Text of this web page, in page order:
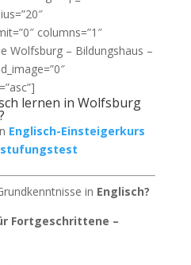
columns=”1″
Wolfsburg – Bildungshaus –
lernen in Wolfsburg
Englisch-Einsteigerkurs
in Englisch?
Fortgeschrittene –